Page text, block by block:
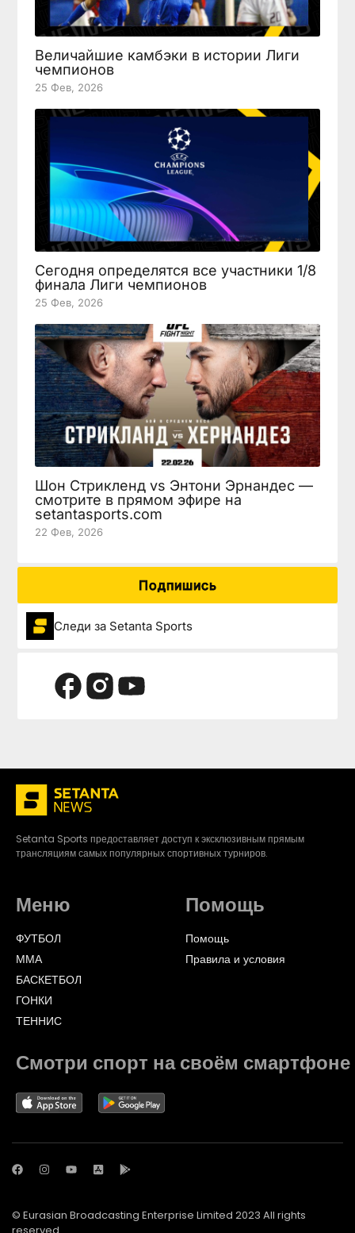
Величайшие камбэки в истории Лиги
чемпионов
25 Фев, 2026
Сегодня определятся все участники 1/8
финала Лиги чемпионов
25 Фев, 2026
Шон Стрикленд vs Энтони Эрнандес —
смотрите в прямом эфире на
setantasports.com
22 Фев, 2026
Подпишись
Следи за Setanta Sports
Setanta Sports предоставляет доступ к эксклюзивным прямым
трансляциям самых популярных спортивных турниров.
Меню
ФУТБОЛ
ММА
БАСКЕТБОЛ
ГОНКИ
ТЕННИС
Помощь
Помощь
Правила и условия
Смотри спорт на своём смартфоне
© Eurasian Broadcasting Enterprise Limited 2023 All rights